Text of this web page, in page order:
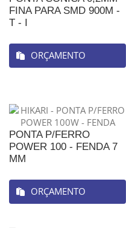
FINA PARA SMD 900M -
T - I
ORÇAMENTO
PONTA P/FERRO
POWER 100 - FENDA 7
MM
ORÇAMENTO